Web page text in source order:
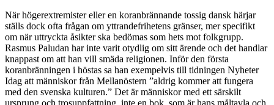
När högerextremister eller en koranbrännande tossig dansk härjar
ställs dock ofta frågan om yttrandefrihetens gränser, mer specifikt
om när uttryckta åsikter ska bedömas som hets mot folkgrupp.
Rasmus Paludan har inte varit otydlig om sitt ärende och det handlar
knappast om att han vill smäda religionen. Inför den första
koranbränningen i höstas sa han exempelvis till tidningen Nyheter
Idag att människor från Mellanöstern ”aldrig kommer att fungera
med den svenska kulturen.” Det är människor med ett särskilt
ursprung och trosuppfattning, inte en bok, som är hans måltavla och